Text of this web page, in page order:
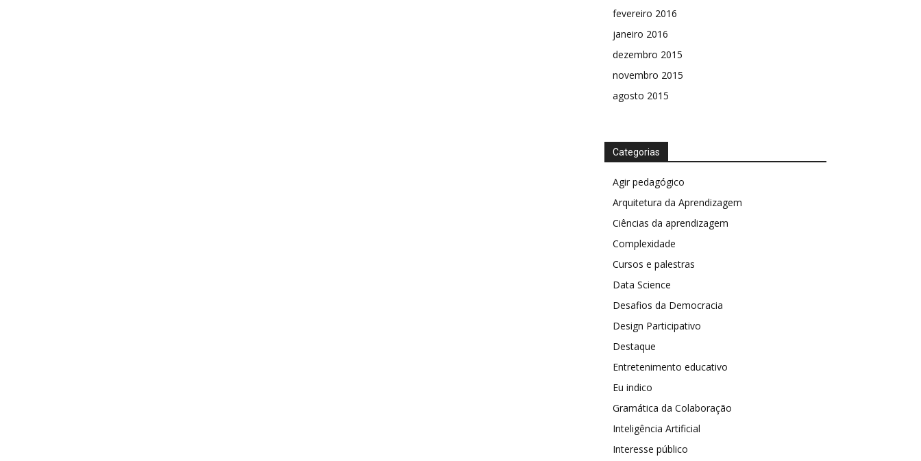
fevereiro 2016
janeiro 2016
dezembro 2015
novembro 2015
agosto 2015
Categorias
Agir pedagógico
Arquitetura da Aprendizagem
Ciências da aprendizagem
Complexidade
Cursos e palestras
Data Science
Desafios da Democracia
Design Participativo
Destaque
Entretenimento educativo
Eu indico
Gramática da Colaboração
Inteligência Artificial
Interesse público